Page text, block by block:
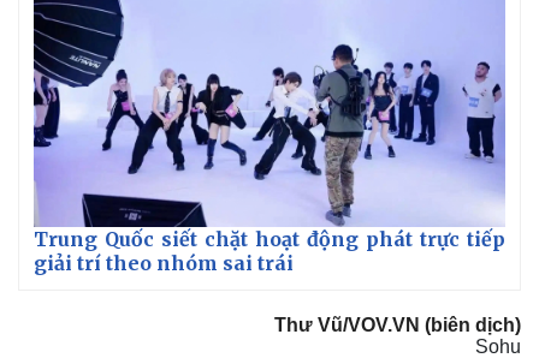
Trung Quốc siết chặt hoạt động phát trực tiếp
giải trí theo nhóm sai trái
Thư Vũ/VOV.VN (biên dịch)
Sohu